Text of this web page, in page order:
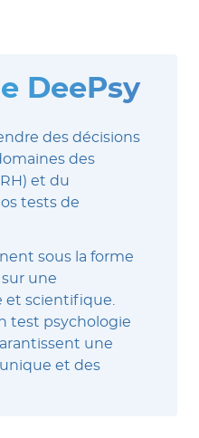
DeePsy
des décisions
des
et du
tests de
sous la forme
une
scientifique.
test psychologie
une
et des